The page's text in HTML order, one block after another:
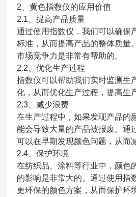
2、黄色指数仪的应用价值
2.1、提高产品质量
通过使用指数仪，我们可以确保
标准，从而提高产品的整体质量
市场竞争力是非常有帮助的。
2.2、优化生产过程
指数仪可以帮助我们实时监测生
化，从而优化生产过程，提高生
2.3、减少浪费
在生产过程中，如果发现产品的
能会导致大量的产品被报废。通
可以在早期发现颜色问题，从而
2.4、保护环境
在纺织品、涂料等行业中，颜色
的影响是非常大的。通过使用指
更环保的颜色方案，从而保护环